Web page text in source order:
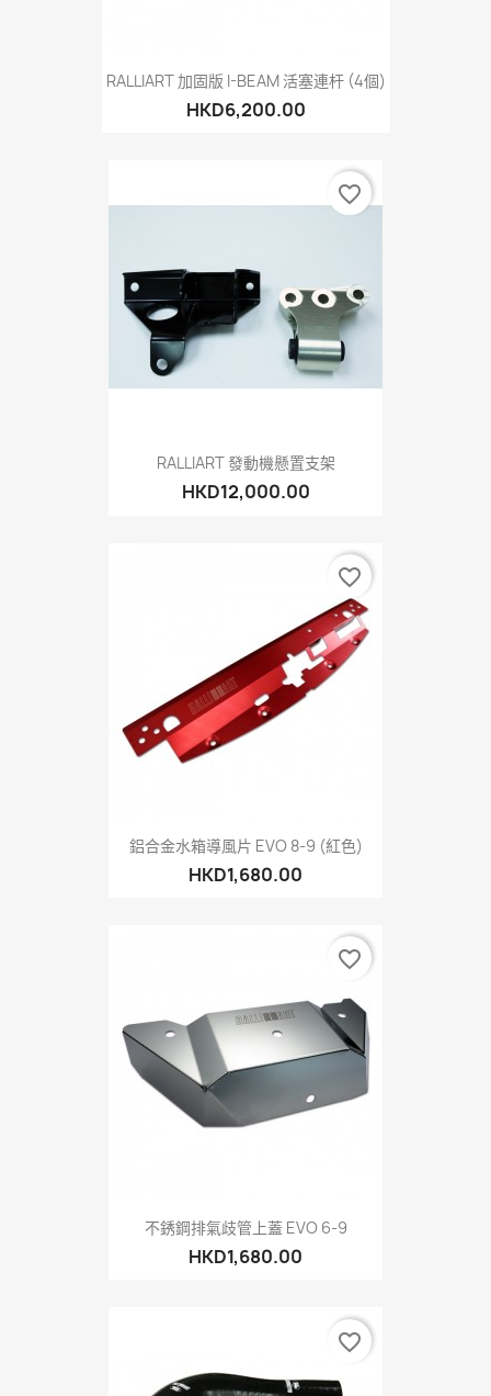
RALLIART 加固版 I-BEAM 活塞連杆 (4個)
HKD6,200.00
RALLIART 發動機懸置支架
HKD12,000.00
favorite_border
鋁合金水箱導風片 EVO 8-9 (紅色)
HKD1,680.00
favorite_border
不銹鋼排氣歧管上蓋 EVO 6-9
HKD1,680.00
favorite_border
favorite_border